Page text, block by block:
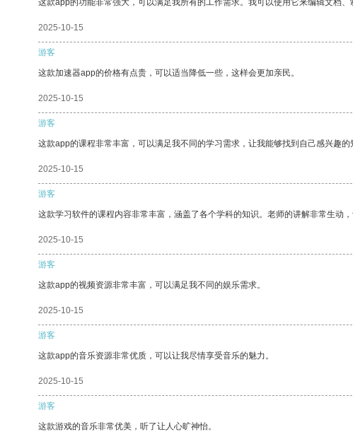
这款app的功能非常强大，可以满足我所有的工作需求。我可以使用它来编辑文档、
2025-10-15
游客
这款加速器app的价格有点贵，可以适当降低一些，这样会更加亲民。
2025-10-15
游客
这款app的课程非常丰富，可以满足我不同的学习需求，让我能够找到自己感兴趣的
2025-10-15
游客
这款学习软件的课程内容非常丰富，涵盖了各个学科的知识。老师的讲解非常生动，
2025-10-15
游客
这款app的视频资源非常丰富，可以满足我不同的娱乐需求。
2025-10-15
游客
这款app的音乐资源非常优质，可以让我尽情享受音乐的魅力。
2025-10-15
游客
这款游戏的音乐非常优美，听了让人心旷神怡。